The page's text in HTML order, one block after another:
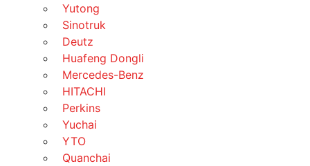
Yutong
Sinotruk
Deutz
Huafeng Dongli
Mercedes-Benz
HITACHI
Perkins
Yuchai
YTO
Quanchai